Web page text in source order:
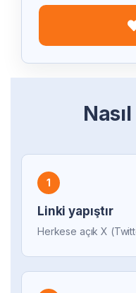
1
Linki yapıştır
Herkese açık X